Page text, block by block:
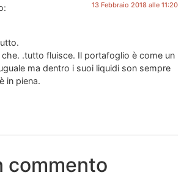
13 Febbraio 2018 alle 11:20
che. .tutto fluisce. Il portafoglio è come un
ma dentro i suoi liquidi son sempre
in piena.
commento